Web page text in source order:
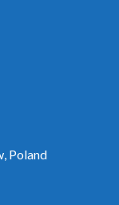
Poland